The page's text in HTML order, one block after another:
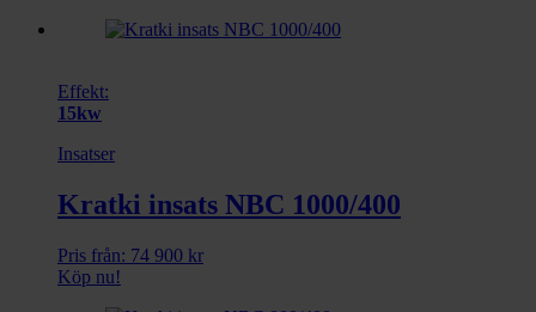
Effekt:
15kw
Insatser
Kratki insats NBC 1000/400
Pris från: 74 900 kr
Köp nu!